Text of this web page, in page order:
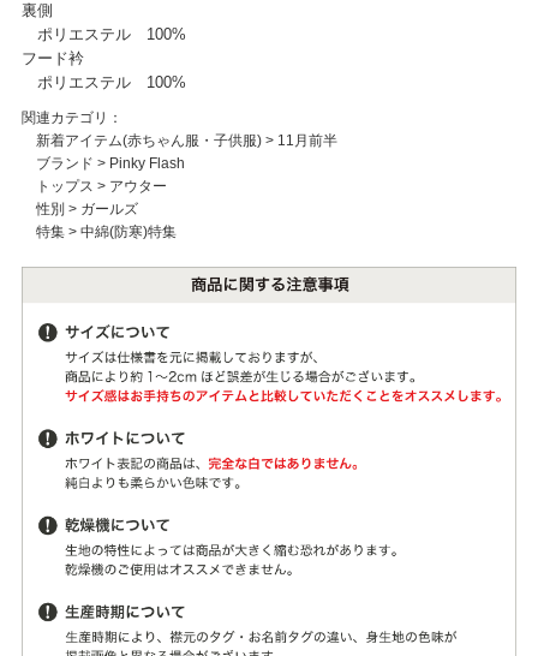
裏側
ポリエステル 100%
フード衿
ポリエステル 100%
関連カテゴリ：
新着アイテム(赤ちゃん服・子供服)> 11月前半
ブランド > Pinky Flash
トップス > アウター
性別 > ガールズ
特集> 中綿(防寒)特集